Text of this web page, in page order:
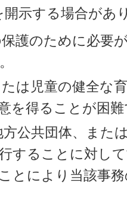
示する場合があ
護のために必要
は児童の健全な
を得ることが困
公共団体、また
することに対し
とにより当該事